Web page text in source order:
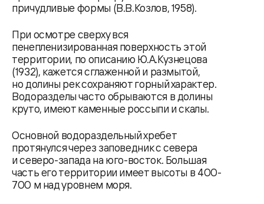
причудливые формы (В.В.Козлов, 1958).
При осмотре сверху вся
пенепленизированная поверхность этой
территории, по описанию Ю.А.Кузнецова
(1932), кажется сглаженной и размытой,
но долины рек сохраняют горный характер.
Водоразделы часто обрываются в долины
круто, имеют каменные россыпи и скалы.
Основной водораздельный хребет
протянулся через заповедник с севера
и северо-запада на юго-восток. Большая
часть его территории имеет высоты в 400-
700 м над уровнем моря.